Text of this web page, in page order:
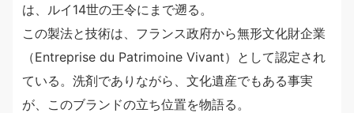
は、ルイ14世の王令にまで遡る。
この製法と技術は、フランス政府から無形文化財企業
（Entreprise du Patrimoine Vivant）として認定され
ている。洗剤でありながら、文化遺産でもある事実
が、このブランドの立ち位置を物語る。